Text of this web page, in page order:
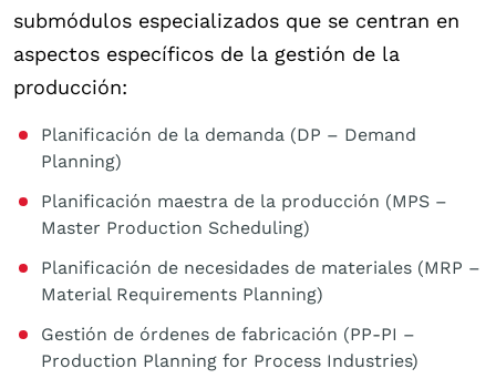
submódulos especializados que se centran en
aspectos específicos de la gestión de la
producción:
Planificación de la demanda (DP – Demand
Planning)
Planificación maestra de la producción (MPS –
Master Production Scheduling)
Planificación de necesidades de materiales (MRP –
Material Requirements Planning)
Gestión de órdenes de fabricación (PP-PI –
Production Planning for Process Industries)